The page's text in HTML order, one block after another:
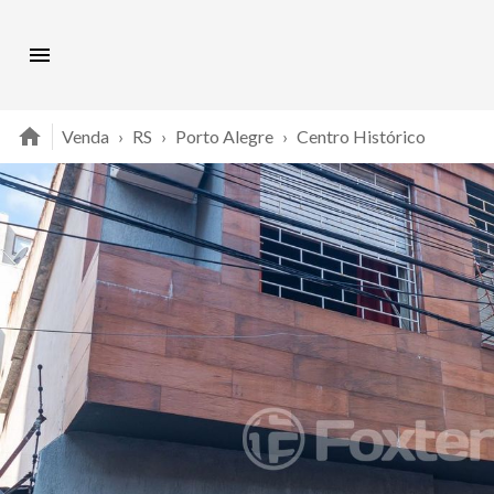
Venda › RS › Porto Alegre › Centro Histórico